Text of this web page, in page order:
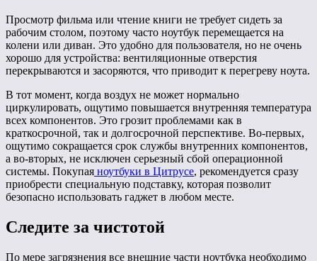
Просмотр фильма или чтение книги не требует сидеть за
рабочим столом, поэтому часто ноутбук перемещается на
колени или диван. Это удобно для пользователя, но не очень
хорошо для устройства: вентиляционные отверстия
перекрываются и засоряются, что приводит к перегреву ноута.
В тот момент, когда воздух не может нормально
циркулировать, ощутимо повышается внутренняя температура
всех компонентов. Это грозит проблемами как в
краткосрочной, так и долгосрочной перспективе. Во-первых,
ощутимо сокращается срок службы внутренних компонентов,
а во-вторых, не исключен серьезный сбой операционной
системы. Покупая ноутбуки в Цитрусе, рекомендуется сразу
приобрести специальную подставку, которая позволит
безопасно использовать гаджет в любом месте.
Следите за чистотой
По мере загрязнения все внешние части ноутбука необходимо